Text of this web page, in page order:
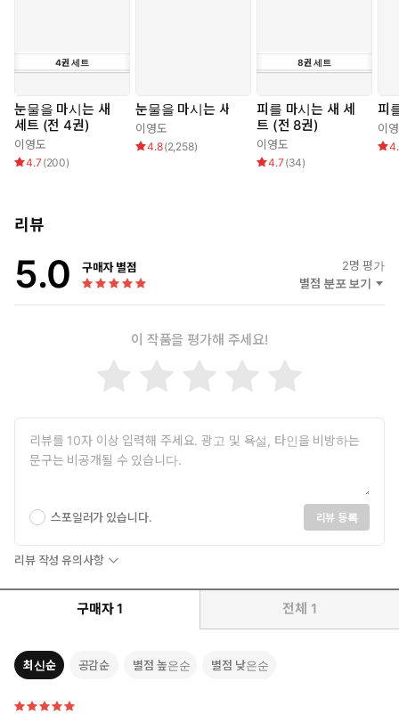
4권 세트
눈물을 마시는 새
세트 (전 4권)
이영도
4.7 (200)
눈물을 마시는 새
이영도
4.8(2,258)
8권 세트
피를 마시는 새 세
트 (전 8권)
이영도
4.7 (34)
피
이
리뷰
5.0 구매자 별점 2명 평가
별점 분포 보기
이 작품을 평가해 주세요!
스포일러가 있습니다. 리뷰 등록
리뷰 작성 유의사항
구매자 1 전체 1
최신순 공감순 별점 높은순 별점 낮은순